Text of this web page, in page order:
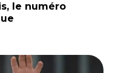
le numéro